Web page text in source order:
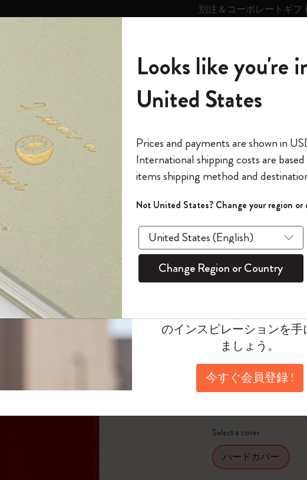
別注＆コーポレートギフ
ノートブック
The Original Notebook
ミニノートブックチャーム
カイエ ＆ ジャーナル
セット
パッションジャーナル
スチューデントカイエジャーナル
ダイアリー
パーソナル・ダイアリー
12カ月ダイアリー
15ヶ月プランナー
ウィークリープランナー
デイリープランナー
マンスリープランナー
ライフプランナー・コレクション
すべて見る
スマートライティング・システム
モレスキンスマートスマートとは
アプリ・サービス
モレスキンスマート
Blackwing x モレスキン
Kaweco x モレスキン
ペン & ペンシル
Reframe サングラス
ムーミン コレクション
キム・ジョンギコレクション
「Alice's Adventures in Wonderland」コレ
『ロード・オブ・ザ・リング』コレク
カラーパターン ノートブック
サクラコレクション
馬年コレクション
キム・ジョンギコレクション
Impressions of Impressionism コレクショ
ン
カサ・バトリョ 限定版コレクション
ゴッホ美術館
すべて見る
バックパック
限定版バックパック
Shopper paper – made Collection
アートを愛する方への贈り物
プロフェッショナルへの贈り物
ミニマリストへの贈り物
マキシマリストへの贈り物
健康を愛する方への贈り物です
趣味を愛する方へのギフト
カントリー・テーマ・ピンズ・コレク
ション
プライドをいつも胸に
Mardi Mercredi × モレスキン
スマートライティング・システム
スマートノートブック
スマートダイアリー
Notes
モレスキン Journal
モレスキン Planner
パーソナライズサ
ービス
サブカテゴリ
リー
の世界
サブカテゴリ
ール
オフと送料無料
1冊無料
有効）
先行アクセス
イズ
ち早くチェック
モレスキンの世界へよう
*メールアドレス
*パスワード
このデバイスで情報を保存
ログイン
6,500円以上のご購入で送料無料
スキン のコレクション
ISSEY
コレクショ
ハードカバー、
カーレットレッド
Select a color
選択済
*選択したカラー
Select a size
XS
Select a cover
ハードカバー
モレスキンの世界へよう
今すぐ会員登録して、コ
「WELCOME10」を入力する
回注文が10%オフ＋送料無料
ます。セール・アウトレッ
適用外。
のインスピレーションを手
ましょう。
今すぐ会員登録 !
Looks like you're
United States
Prices and payments are shown in
International shipping costs are
items shipping method and
Not United States? Change your region or
Change Region or Country